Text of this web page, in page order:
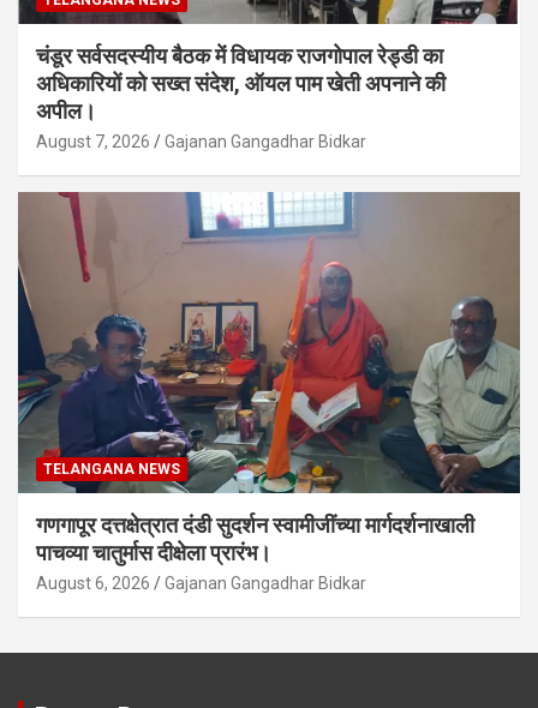
चंडूर सर्वसदस्यीय बैठक में विधायक राजगोपाल रेड्डी का
अधिकारियों को सख्त संदेश, ऑयल पाम खेती अपनाने की
अपील।
August 7, 2026 Gajanan Gangadhar Bidkar
TELANGANA NEWS
गणगापूर दत्तक्षेत्रात दंडी सुदर्शन स्वामीजींच्या मार्गदर्शनाखाली
पाचव्या चातुर्मास दीक्षेला प्रारंभ।
August 6, 2026 Gajanan Gangadhar Bidkar